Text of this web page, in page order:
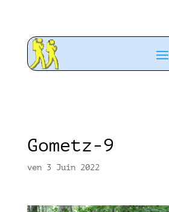
Gometz-9
ven 3 Juin 2022